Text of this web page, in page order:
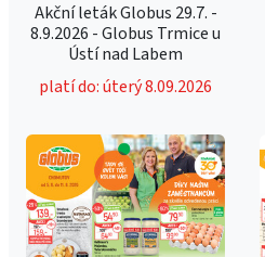
Akční leták Globus 29.7. -
8.9.2026 - Globus Trmice u
Ústí nad Labem
platí do: úterý 8.09.2026